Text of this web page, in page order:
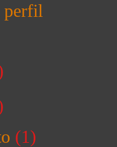
perfil
(1)